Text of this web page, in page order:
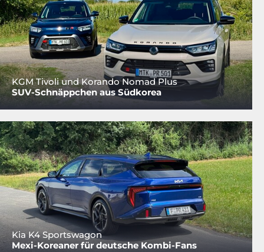
KGM Tivoli und Korando Nomad Plus
SUV-Schnäppchen aus Südkorea
Kia K4 Sportswagon
Mexi-Koreaner für deutsche Kombi-Fans